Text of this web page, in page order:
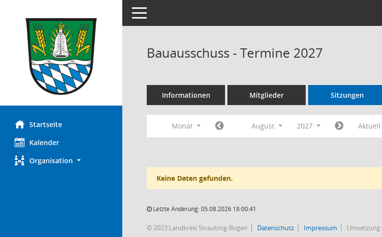
Startseite
Kalender
Organisation
Toggle navigation
Bauausschuss - Termine 2027
Informationen Mitglieder Sitzungen
Monat August 2027 Aktuell
Keine Daten gefunden.
Letzte Änderung: 05.08.2026 18:00:41
© 2023 Landkreis Straubing-Bogen Datenschutz Impressum Umsetzung: